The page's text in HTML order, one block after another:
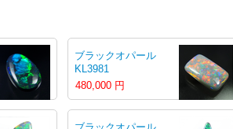
ブラックオパール
KL3981
480,000 円